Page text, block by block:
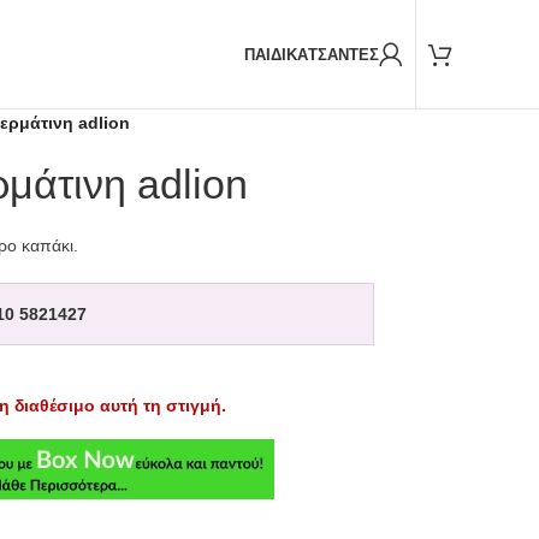
ΠΑΙΔΙΚΑΤΣΑΝΤΕΣ
adlion
adlion
καπάκι.
5821427
διαθέσιμο αυτή τη στιγμή.